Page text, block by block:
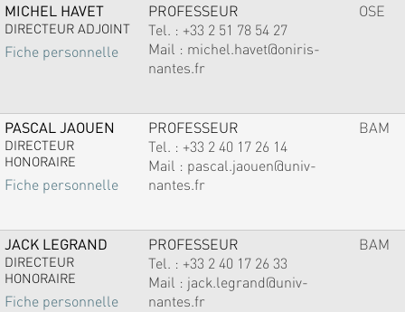
MICHEL HAVET
DIRECTEUR ADJOINT
Fiche personnelle
PROFESSEUR
Tel. : +33 2 51 78 54 27
Mail : michel.havet@oniris-
nantes.fr
OSE
PASCAL JAOUEN
DIRECTEUR
HONORAIRE
Fiche personnelle
PROFESSEUR
Tel. : +33 2 40 17 26 14
Mail : pascal.jaouen@univ-
nantes.fr
BAM
JACK LEGRAND
DIRECTEUR
HONORAIRE
Fiche personnelle
PROFESSEUR
Tel. : +33 2 40 17 26 33
Mail : jack.legrand@univ-
nantes.fr
BAM